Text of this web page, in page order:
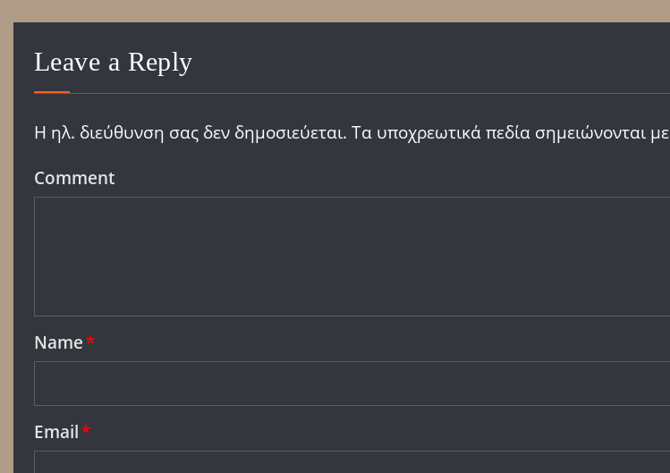
Leave a Reply
Η ηλ. διεύθυνση σας δεν δημοσιεύεται. Τα υποχρεωτικά πεδία σημειώνονται με
Comment
Name*
Email*